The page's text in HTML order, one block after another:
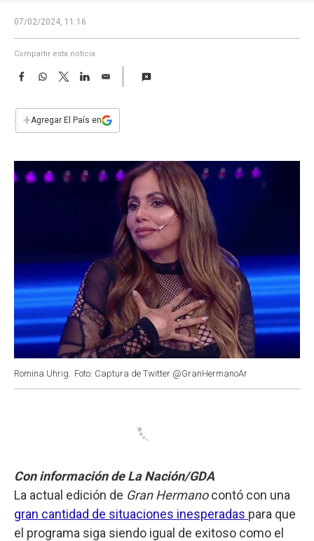
07/02/2024, 11:16
Compartir esta noticia
F
e
b
k
W
s
p
T
w
t
L
n
E
i
l
+Agregar El País en
Romina Uhrig. Foto: Captura de Twitter @GranHermanoAr
Con información de La Nación/GDA
La actual edición de Gran Hermano contó con una
gran cantidad de situaciones inesperadas para que
el programa siga siendo igual de exitoso como el